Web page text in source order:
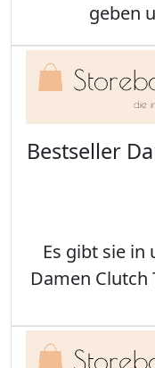
geben
Bestseller
Es gibt sie in
Damen Clutch